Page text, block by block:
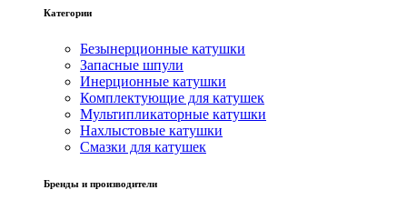
Категории
Безынерционные катушки
Запасные шпули
Инерционные катушки
Комплектующие для катушек
Мультипликаторные катушки
Нахлыстовые катушки
Смазки для катушек
Бренды и производители